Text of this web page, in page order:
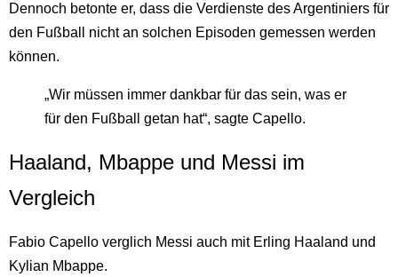
Dennoch betonte er, dass die Verdienste des Argentiniers für
den Fußball nicht an solchen Episoden gemessen werden
können.
„Wir müssen immer dankbar für das sein, was er
für den Fußball getan hat“, sagte Capello.
Haaland, Mbappe und Messi im
Vergleich
Fabio Capello verglich Messi auch mit Erling Haaland und
Kylian Mbappe.